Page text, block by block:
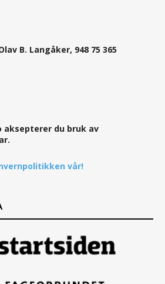
B. Langåker, 948 75 365
aksepterer du bruk av
vår!